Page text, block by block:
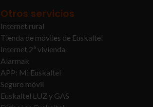
Otros servicios
Internet rural
Tienda de móviles de Euskaltel
Internet 2ª vivienda
Alarmak
APP: Mi Euskaltel
Seguro móvil
Euskaltel LUZ y GAS